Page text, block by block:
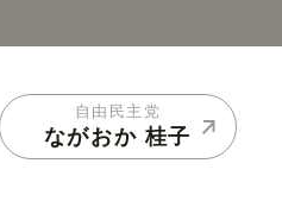
自由民主党
ながおか 桂子